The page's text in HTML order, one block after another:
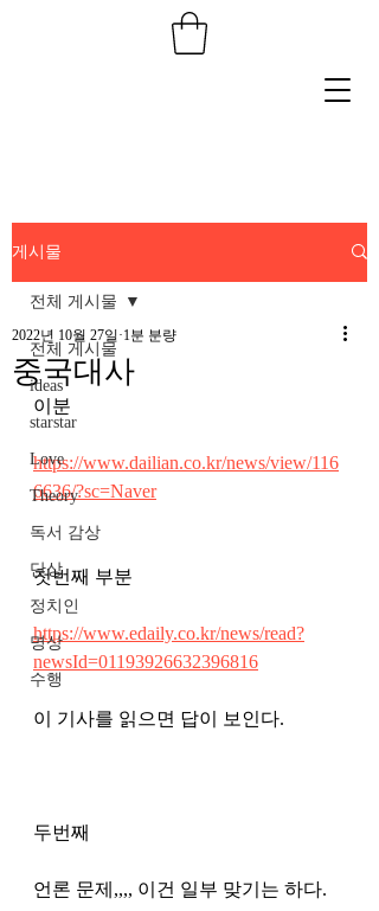
게시물
전체 게시물
ideas
starstar
Love
Theory
독서 감상
단상
정치인
명상
수행
전체 게시물
중국대사
2022년 10월 27일 1분 분량
이분
https://www.dailian.co.kr/news/view/116
6636/?sc=Naver
첫번째 부분
https://www.edaily.co.kr/news/read?
newsId=01193926632396816
이 기사를 읽으면 답이 보인다.
두번째
언론 문제,,,, 이건 일부 맞기는 하다.